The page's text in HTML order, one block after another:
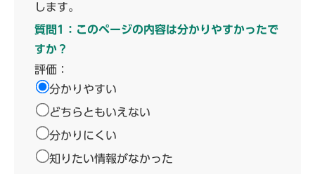
します。
質問1：このページの内容は分かりやすかったで
すか？
評価：
分かりやすい
どちらともいえない
分かりにくい
知りたい情報がなかった